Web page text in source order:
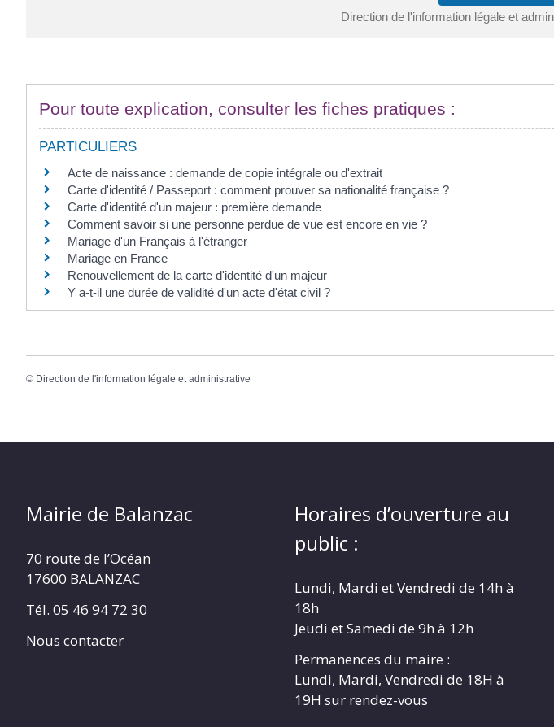
Direction de l'information légale et
Pour toute explication, consulter les fiches pratiques :
PARTICULIERS
Acte de naissance : demande de copie intégrale ou d'extrait
Carte d'identité / Passeport : comment prouver sa nationalité française ?
Carte d'identité d'un majeur : première demande
Comment savoir si une personne perdue de vue est encore en vie ?
Mariage d'un Français à l'étranger
Mariage en France
Renouvellement de la carte d'identité d'un majeur
Y a-t-il une durée de validité d'un acte d'état civil ?
© Direction de l'information légale et administrative
Mairie de Balanzac
70 route de l’Océan
17600 BALANZAC
Tél. 05 46 94 72 30
Nous contacter
Horaires d’ouverture au
public :
Lundi, Mardi et Vendredi de 14h à
18h
Jeudi et Samedi de 9h à 12h
Permanences du maire :
Lundi, Mardi, Vendredi de 18H à
19H sur rendez-vous